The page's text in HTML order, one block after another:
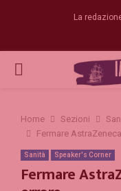
La
PRIMARY
Home Sezioni
Fermare
Sanità Speaker's Corner
Fermare